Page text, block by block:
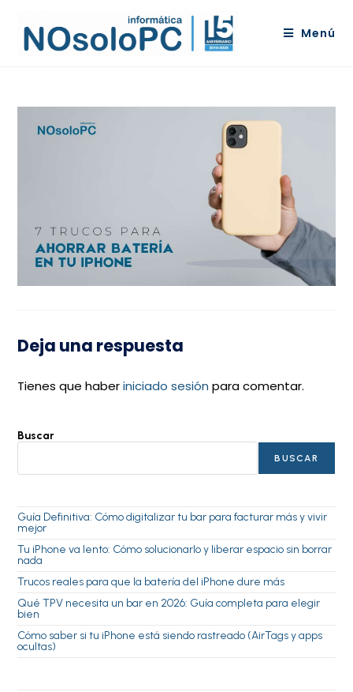
Menú
Deja una respuesta
Tienes que haberiniciado sesión para comentar.
Buscar
BUSCAR
Guía Definitiva: Cómo digitalizar tu bar para facturar más y vivir
mejor
Tu iPhone va lento: Cómo solucionarlo y liberar espacio sin borrar
nada
Trucos reales para que la batería del iPhone dure más
Qué TPV necesita un bar en 2026: Guía completa para elegir
bien
Cómo saber si tu iPhone está siendo rastreado (AirTags y apps
ocultas)